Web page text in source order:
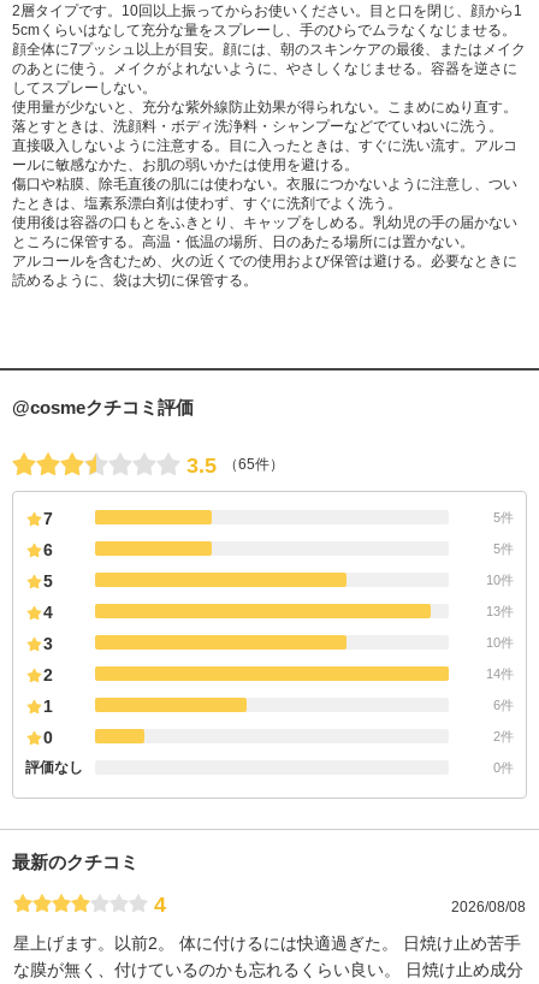
2層タイプです。10回以上振ってからお使いください。目と口を閉じ、顔から1
5cmくらいはなして充分な量をスプレーし、手のひらでムラなくなじませる。
顔全体に7プッシュ以上が目安。顔には、朝のスキンケアの最後、またはメイク
のあとに使う。メイクがよれないように、やさしくなじませる。容器を逆さに
してスプレーしない。
使用量が少ないと、充分な紫外線防止効果が得られない。こまめにぬり直す。
落とすときは、洗顔料・ボディ洗浄料・シャンプーなどでていねいに洗う。
直接吸入しないように注意する。目に入ったときは、すぐに洗い流す。アルコ
ールに敏感なかた、お肌の弱いかたは使用を避ける。
傷口や粘膜、除毛直後の肌には使わない。衣服につかないように注意し、つい
たときは、塩素系漂白剤は使わず、すぐに洗剤でよく洗う。
使用後は容器の口もとをふきとり、キャップをしめる。乳幼児の手の届かない
ところに保管する。高温・低温の場所、日のあたる場所には置かない。
アルコールを含むため、火の近くでの使用および保管は避ける。必要なときに
読めるように、袋は大切に保管する。
@cosmeクチコミ評価
3.5 （65件）
7 5件
6 5件
5 10件
4 13件
3 10件
2 14件
1 6件
0 2件
評価なし 0件
最新のクチコミ
4 2026/08/08
星上げます。以前2。 体に付けるには快適過ぎた。 日焼け止め苦手
な膜が無く、付けているのかも忘れるくらい良い。 日焼け止め成分